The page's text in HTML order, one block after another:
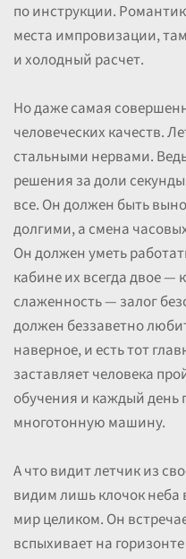
по инструкции.
места импровизации,
и холодный расчет.
Но даже самая
человеческих качеств.
стальными нервами.
решения за доли
все. Он должен быть
долгими, а смена
Он должен уметь
кабине их всегда двое —
слаженность — залог
должен беззаветно
наверное, и есть тот
заставляет человека
обучения и каждый день
многотонную машину.
А что видит летчик из
видим лишь клочок
мир целиком. Он
вспыхивает на